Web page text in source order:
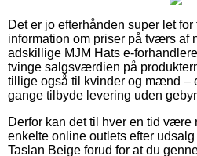
Det er jo efterhånden super let
information om priser på tværs af
adskillige MJM Hats e-
tvinge salgsværdien på
tillige også til kvinder og mænd –
gange tilbyde levering uden
Derfor kan det til hver en tid være
enkelte online outlets efter
Taslan Beige forud for at du